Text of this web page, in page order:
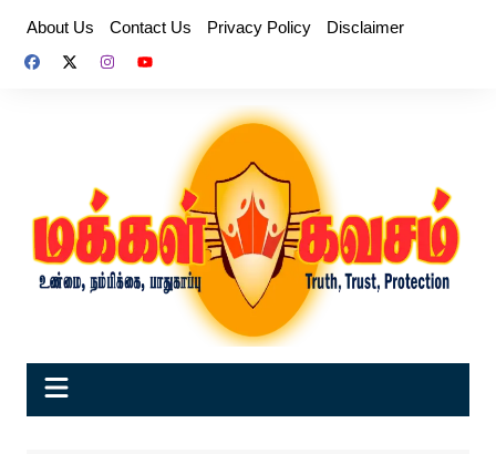
content
About Us Contact Us Privacy Policy Disclaimer